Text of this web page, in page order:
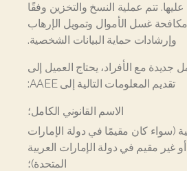
عليها. تتم عملية النسخ والتخزين وفقًا
غسل الأموال وتمويل الإرهاب
وإرشادات حماية البيانات الشخصية.
جديدة مع الأفراد، يحتاج العميل إلى
تقديم المعلومات التالية إلى AAEE:
الاسم القانوني الكامل؛
(سواء كان مقيمًا في دولة الإمارات
أو غير مقيم في دولة الإمارات العربية
المتحدة)؛